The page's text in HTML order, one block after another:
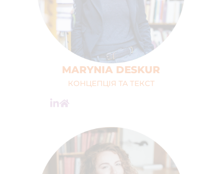
MARYNIA DESKUR
КОНЦЕПЦІЯ ТА ТЕКСТ